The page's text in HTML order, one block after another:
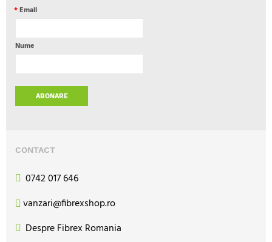
*Email
Nume
ABONARE
CONTACT
0742 017 646
vanzari@fibrexshop.ro
Despre Fibrex Romania